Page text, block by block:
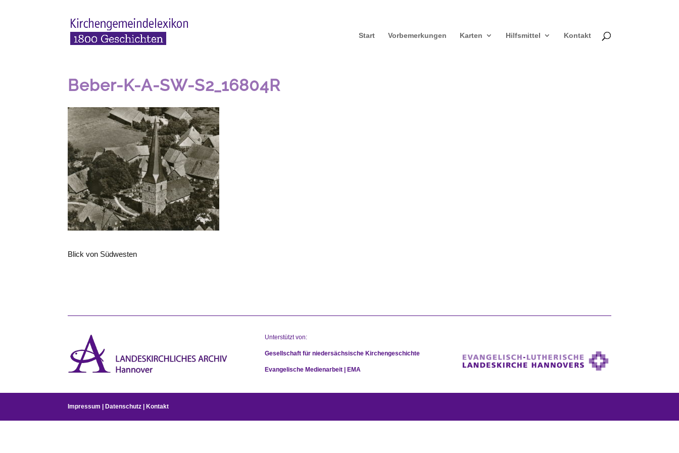
Start Vorbemerkungen Karten Hilfsmittel Kontakt
Beber-K-A-SW-S2_16804R
Blick von Südwesten
Unterstützt von:
Gesellschaft für niedersächsische Kirchengeschichte
Evangelische Medienarbeit | EMA
Impressum Datenschutz Kontakt